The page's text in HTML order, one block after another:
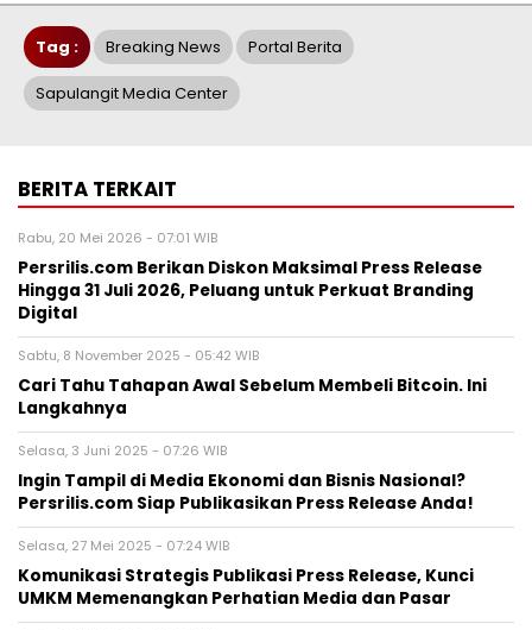
Tag : Breaking News Portal Berita
Sapulangit Media Center
BERITA TERKAIT
Rabu, 20 Mei 2026 - 07:01 WIB
Persrilis.com Berikan Diskon Maksimal Press Release
Hingga 31 Juli 2026, Peluang untuk Perkuat Branding
Digital
Sabtu, 8 November 2025 - 05:42 WIB
Cari Tahu Tahapan Awal Sebelum Membeli Bitcoin. Ini
Langkahnya
Selasa, 3 Juni 2025 - 07:26 WIB
Ingin Tampil di Media Ekonomi dan Bisnis Nasional?
Persrilis.com Siap Publikasikan Press Release Anda!
Selasa, 27 Mei 2025 - 07:24 WIB
Komunikasi Strategis Publikasi Press Release, Kunci
UMKM Memenangkan Perhatian Media dan Pasar